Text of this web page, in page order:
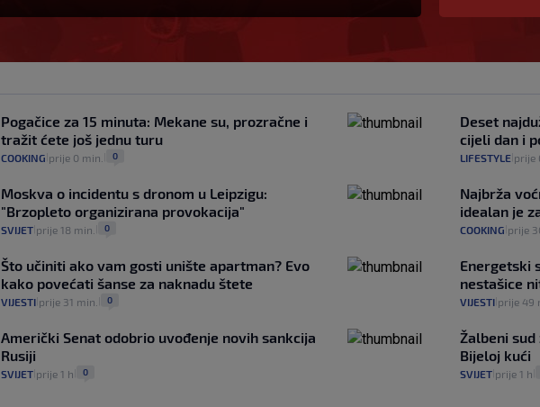
Pogačice za 15 minuta: Mekane su, prozračne i
tražit ćete još jednu turu
COOKING prije 0 min. 0
Deset
cijeli dan i
LIFESTYLE prije
Moskva o incidentu s dronom u Leipzigu:
"Brzopleto organizirana provokacija"
SVIJET prije 18 min. 0
Najbrža
idealan je
COOKING prije
Što učiniti ako vam gosti unište apartman? Evo
kako povećati šanse za naknadu štete
VIJESTI prije 31 min. 0
Energetski
nestašice
VIJESTI prije 49
Američki Senat odobrio uvođenje novih sankcija
Rusiji
SVIJET prije 1 h 0
Žalbeni
Bijeloj kući
SVIJET prije 1 h